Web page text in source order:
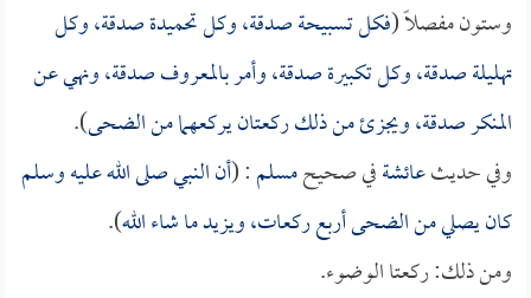
وستون مفصلاً (فكل تسبيحة صدقة، وكل تحميدة صدقة، وكل
تهليلة صدقة، وكل تكبيرة صدقة، وأمر بالمعروف صدقة، ونهي عن
المنكر صدقة، ويجزئ من ذلك ركعتان يركعهما من الضحى).
وفي حديثعائشةفي صحيحمسلم: (أن النبي صلى الله عليه وسلم
كان يصلي من الضحى أربع ركعات، ويزيد ما شاء الله).
ومن ذلك: ركعتا الوضوء.